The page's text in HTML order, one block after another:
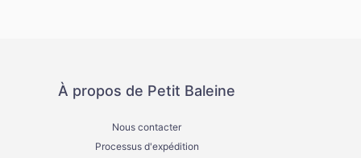
À propos de Petit Baleine
Nous contacter
Processus d'expédition